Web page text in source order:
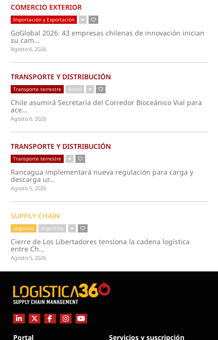
COMERCIO EXTERIOR
Importación y Exportación
GoGlobal 2026: 43 empresas chilenas de innovación inician
su cam...
Agosto 6, 2026
TRANSPORTE Y DISTRIBUCIÓN
Transporte terrestre Brasil
Chile asumirá Secretaría del Corredor Bioceánico Vial para
ace...
Agosto 6, 2026
TRANSPORTE Y DISTRIBUCIÓN
Transporte terrestre
Rancagua implementará nueva regulación para carga y
descarga ur...
Agosto 5, 2026
SUPPLY CHAIN
Logística Argentina
Cierre de Los Libertadores tensiona la cadena logística
entre Ch...
Agosto 5, 2026
Portal Servicios y suscripción